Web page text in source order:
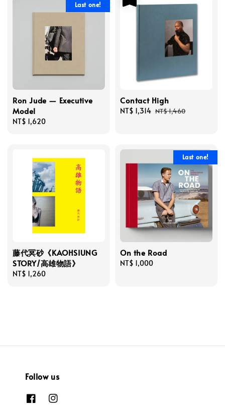
Last one!
Ron Jude — Executive
Model
Regular
NT$ 1,620
Contact High
Sale
NT$ 1,314 Regular
NT$ 1,460
藤代冥砂《KAOHSIUNG
STORY/高雄物語》
Regular
NT$ 1,260
Last one!
On the Road
Regular
NT$ 1,000
Follow us